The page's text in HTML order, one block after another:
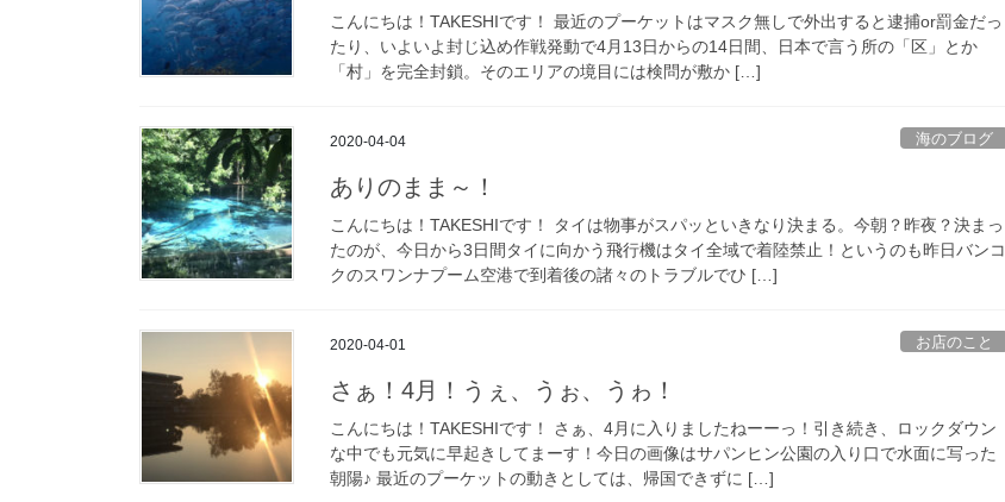
こんにちは！TAKESHIです！ 最近のプーケットはマスク無しで外出すると逮捕or罰金だっ
たり、いよいよ封じ込め作戦発動で4月13日からの14日間、日本で言う所の「区」とか
「村」を完全封鎖。そのエリアの境目には検問が敷か […]
2020-04-04 海のブログ
ありのまま～！
こんにちは！TAKESHIです！ タイは物事がスパッといきなり決まる。今朝？昨夜？決まっ
たのが、今日から3日間タイに向かう飛行機はタイ全域で着陸禁止！というのも昨日バンコ
クのスワンナプーム空港で到着後の諸々のトラブルでひ […]
2020-04-01 お店のこと
さぁ！4月！うぇ、うぉ、うゎ！
こんにちは！TAKESHIです！ さぁ、4月に入りましたねーーっ！引き続き、ロックダウン
な中でも元気に早起きしてまーす！今日の画像はサパンヒン公園の入り口で水面に写った
朝陽♪ 最近のプーケットの動きとしては、帰国できずに […]